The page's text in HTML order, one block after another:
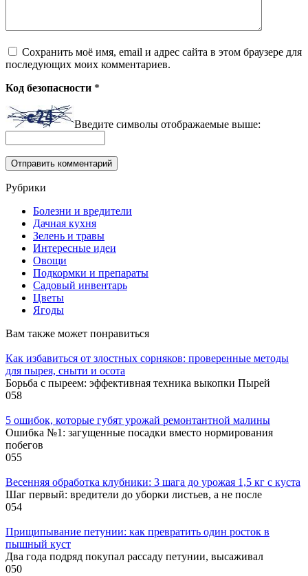
Сохранить моё имя, email и адрес сайта в этом браузере для
последующих моих комментариев.
Код безопасности *
Введите символы отображаемые выше:
Рубрики
Болезни и вредители
Дачная кухня
Зелень и травы
Интересные идеи
Овощи
Подкормки и препараты
Садовый инвентарь
Цветы
Ягоды
Вам также может понравиться
Как избавиться от злостных сорняков: проверенные методы
для пырея, сныти и осота
Борьба с пыреем: эффективная техника выкопки Пырей
058
5 ошибок, которые губят урожай ремонтантной малины
Ошибка №1: загущенные посадки вместо нормирования
побегов
055
Весенняя обработка клубники: 3 шага до урожая 1,5 кг с куста
Шаг первый: вредители до уборки листьев, а не после
054
Прищипывание петунии: как превратить один росток в
пышный куст
Два года подряд покупал рассаду петунии, высаживал
050